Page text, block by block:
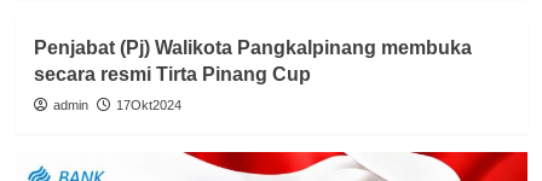
Penjabat (Pj) Walikota Pangkalpinang membuka
secara resmi Tirta Pinang Cup
admin 17Okt2024